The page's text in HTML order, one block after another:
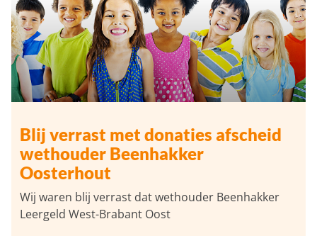
Blij verrast met donaties afscheid
wethouder Beenhakker
Oosterhout
Wij waren blij verrast dat wethouder Beenhakker
Leergeld West-Brabant Oost